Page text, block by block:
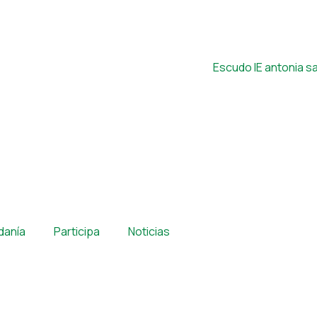
Participa Noticias